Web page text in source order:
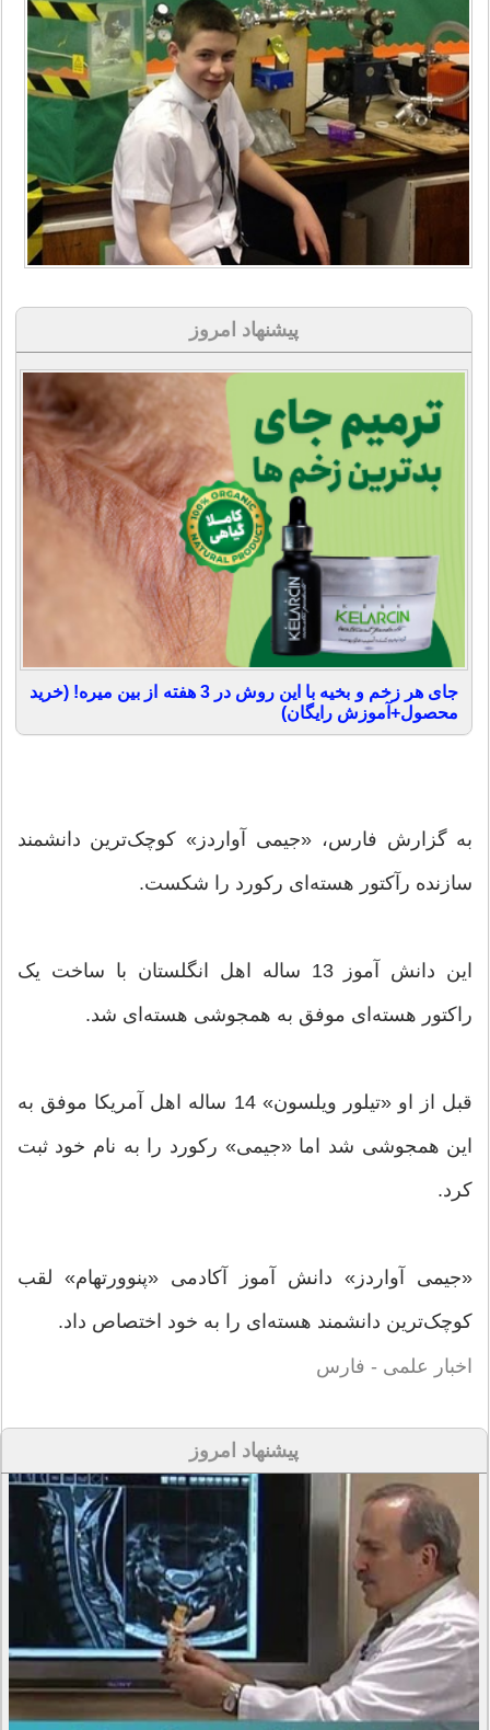
پیشنهاد امروز
جای هر زخم و بخیه با این روش در 3 هفته از بین میره! (خرید
محصول+آموزش رایگان)
به گزارش فارس، «جیمی آواردز» کوچک‌ترین دانشمند
سازنده رآکتور هسته‌ای رکورد را شکست.
این دانش آموز 13 ساله اهل انگلستان با ساخت یک
راکتور هسته‌ای موفق به همجوشی هسته‌ای شد.
قبل از او «تیلور ویلسون» 14 ساله اهل آمریکا موفق به
این همجوشی شد اما «جیمی» رکورد را به نام خود ثبت
کرد.
«جیمی آواردز» دانش آموز آکادمی «پنوورتهام» لقب
کوچک‌ترین دانشمند هسته‌ای را به خود اختصاص داد.
اخبار علمی - فارس
پیشنهاد امروز